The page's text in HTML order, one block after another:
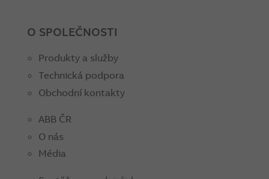
O SPOLEČNOSTI
Produkty a služby
Technická podpora
Obchodní kontakty
ABB ČR
O nás
Média